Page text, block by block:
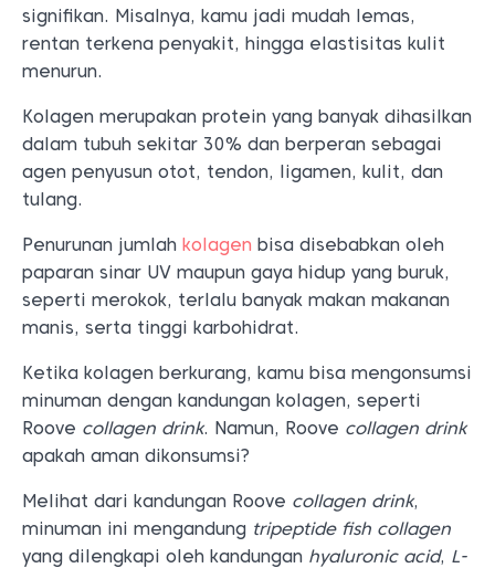
signifikan. Misalnya, kamu jadi mudah lemas,
rentan terkena penyakit, hingga elastisitas kulit
menurun.
Kolagen merupakan protein yang banyak dihasilkan
dalam tubuh sekitar 30% dan berperan sebagai
agen penyusun otot, tendon, ligamen, kulit, dan
tulang.
Penurunan jumlah kolagen bisa disebabkan oleh
paparan sinar UV maupun gaya hidup yang buruk,
seperti merokok, terlalu banyak makan makanan
manis, serta tinggi karbohidrat.
Ketika kolagen berkurang, kamu bisa mengonsumsi
minuman dengan kandungan kolagen, seperti
Roove collagen drink. Namun, Roove collagen drink
apakah aman dikonsumsi?
Melihat dari kandungan Roove collagen drink,
minuman ini mengandung tripeptide fish collagen
yang dilengkapi oleh kandungan hyaluronic acid, L-